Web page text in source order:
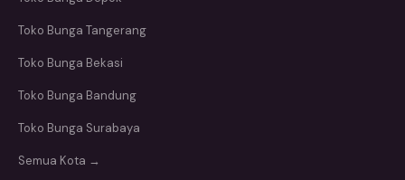
Toko Bunga Tangerang
Toko Bunga Bekasi
Toko Bunga Bandung
Toko Bunga Surabaya
Semua Kota →